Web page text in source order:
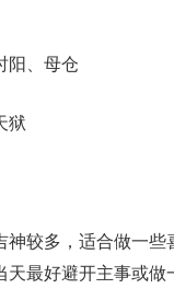
阳、母仓
狱
神较多，适合做一
最好避开主事或做